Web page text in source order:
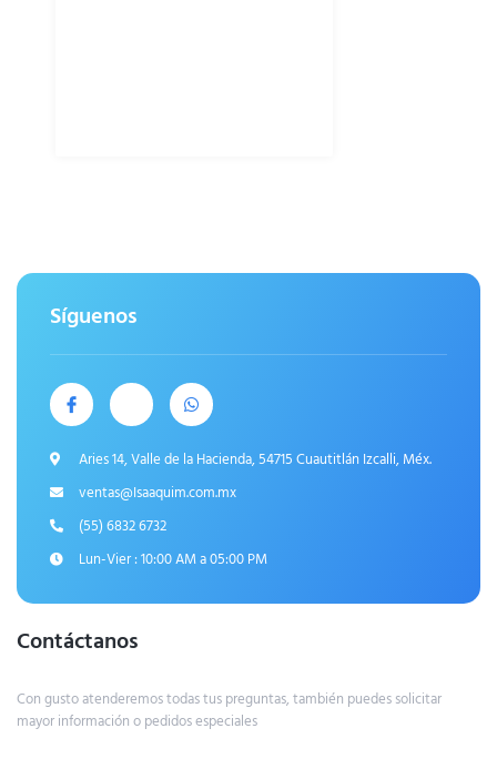
Síguenos
Aries 14, Valle de la Hacienda, 54715 Cuautitlán Izcalli, Méx.
ventas@Isaaquim.com.mx
(55) 6832 6732
Lun-Vier : 10:00 AM a 05:00 PM
Contáctanos
Con gusto atenderemos todas tus preguntas, también puedes solicitar
mayor información o pedidos especiales